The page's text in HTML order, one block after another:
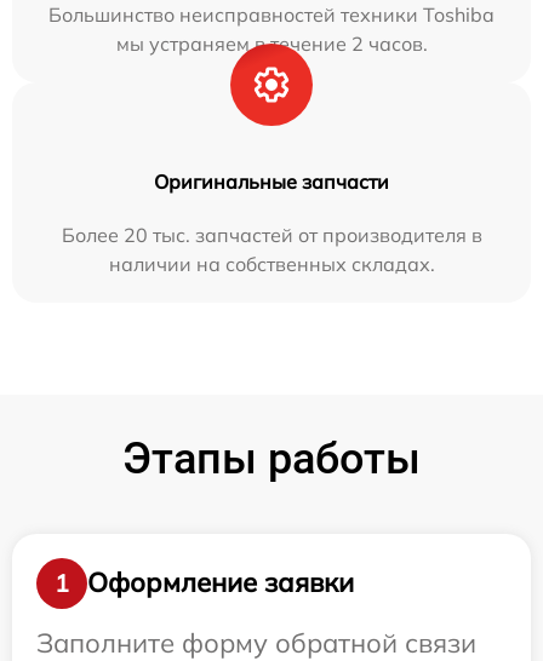
Большинство неисправностей техники Toshiba
мы устраняем в течение 2 часов.
Оригинальные запчасти
Более 20 тыс. запчастей от производителя в
наличии на собственных складах.
Этапы работы
1
Оформление заявки
Заполните форму обратной связи